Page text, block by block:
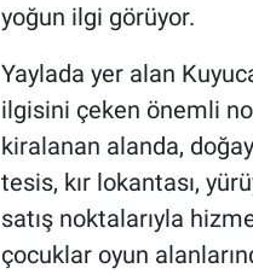
yoğun ilgi görüyor.
Yaylada yer alan
ilgisini çeken önemli
kiralanan alanda,
tesis, kır lokantası,
satış noktalarıyla
çocuklar oyun